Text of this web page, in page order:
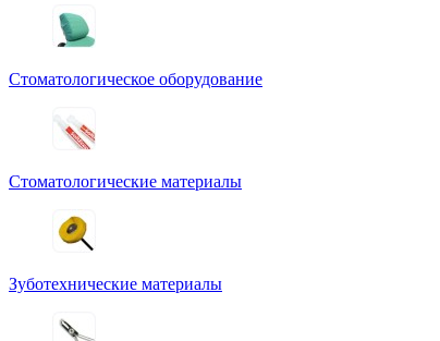
Стоматологическое оборудование
Стоматологические материалы
Зуботехнические материалы